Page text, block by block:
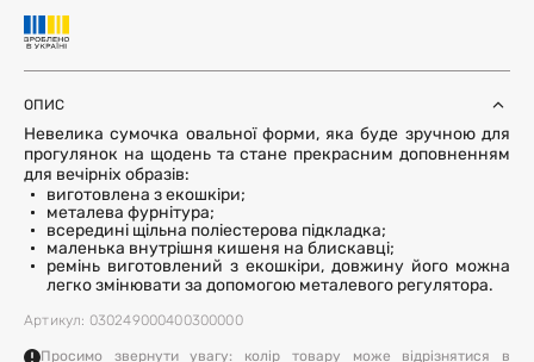
ОПИС
Невелика сумочка овальної форми, яка буде зручною для
прогулянок на щодень та стане прекрасним доповненням
для вечірніх образів:
виготовлена з екошкіри;
металева фурнітура;
всередині щільна поліестерова підкладка;
маленька внутрішня кишеня на блискавці;
ремінь виготовлений з екошкіри, довжину його можна
легко змінювати за допомогою металевого регулятора.
Артикул: 030249000400300000
Просимо звернути увагу: колір товару може відрізнятися в